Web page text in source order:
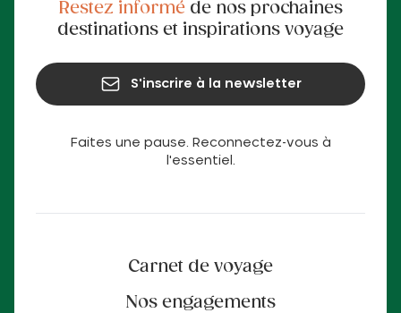
Faites une pause. Reconnectez-vous à
l'essentiel.
Carnet de voyage
Nos engagements
Restez informéde nos prochaines
destinations et inspirations voyage
S'inscrire à la newsletter